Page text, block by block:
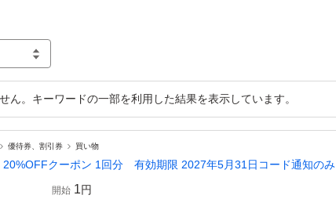
ん。キーワードの一部を利用した結果を表示しています。
優待券、割引券 買い物
20%OFFクーポン 1回分 有効期限 2027年5月31日コード通知のみ
開始 1円